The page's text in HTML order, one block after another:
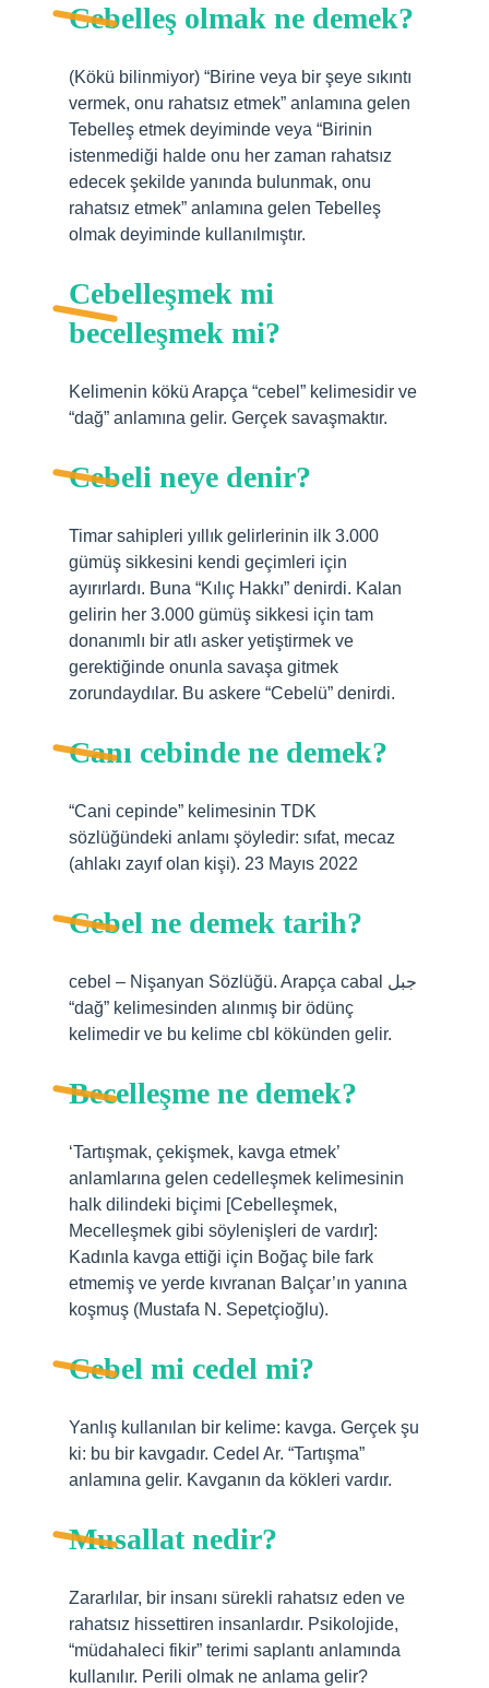
Cebelleş olmak ne demek?
(Kökü bilinmiyor) “Birine veya bir şeye sıkıntı
vermek, onu rahatsız etmek” anlamına gelen
Tebelleş etmek deyiminde veya “Birinin
istenmediği halde onu her zaman rahatsız
edecek şekilde yanında bulunmak, onu
rahatsız etmek” anlamına gelen Tebelleş
olmak deyiminde kullanılmıştır.
Cebelleşmek mi
becelleşmek mi?
Kelimenin kökü Arapça “cebel” kelimesidir ve
“dağ” anlamına gelir. Gerçek savaşmaktır.
Cebeli neye denir?
Timar sahipleri yıllık gelirlerinin ilk 3.000
gümüş sikkesini kendi geçimleri için
ayırırlardı. Buna “Kılıç Hakkı” denirdi. Kalan
gelirin her 3.000 gümüş sikkesi için tam
donanımlı bir atlı asker yetiştirmek ve
gerektiğinde onunla savaşa gitmek
zorundaydılar. Bu askere “Cebelü” denirdi.
Canı cebinde ne demek?
“Cani cepinde” kelimesinin TDK
sözlüğündeki anlamı şöyledir: sıfat, mecaz
(ahlakı zayıf olan kişi). 23 Mayıs 2022
Cebel ne demek tarih?
cebel – Nişanyan Sözlüğü. Arapça cabal جبل
“dağ” kelimesinden alınmış bir ödünç
kelimedir ve bu kelime cbl kökünden gelir.
Becelleşme ne demek?
‘Tartışmak, çekişmek, kavga etmek’
anlamlarına gelen cedelleşmek kelimesinin
halk dilindeki biçimi [Cebelleşmek,
Mecelleşmek gibi söylenişleri de vardır]:
Kadınla kavga ettiği için Boğaç bile fark
etmemiş ve yerde kıvranan Balçar’ın yanına
koşmuş (Mustafa N. Sepetçioğlu).
Cebel mi cedel mi?
Yanlış kullanılan bir kelime: kavga. Gerçek şu
ki: bu bir kavgadır. Cedel Ar. “Tartışma”
anlamına gelir. Kavganın da kökleri vardır.
Musallat nedir?
Zararlılar, bir insanı sürekli rahatsız eden ve
rahatsız hissettiren insanlardır. Psikolojide,
“müdahaleci fikir” terimi saplantı anlamında
kullanılır. Perili olmak ne anlama gelir?